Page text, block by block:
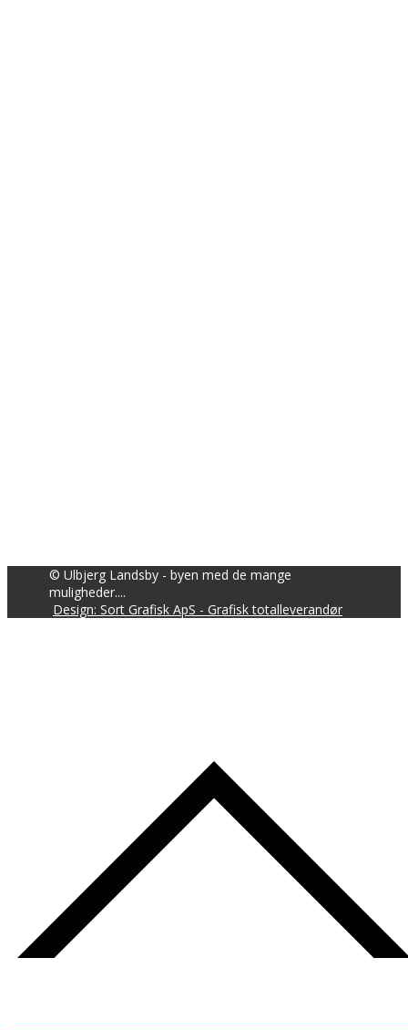
© Ulbjerg Landsby - byen med de mange
muligheder....
Design: Sort Grafisk ApS - Grafisk totalleverandør